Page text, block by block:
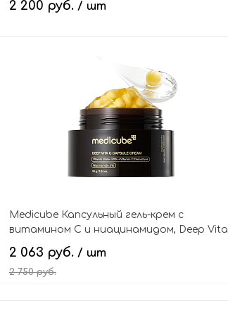
2 200 руб. / шт
Medicube Капсульный гель-крем с
витамином С и ниацинамидом, Deep Vita
C Capsule Cream
2 063 руб. / шт
2 750 руб.